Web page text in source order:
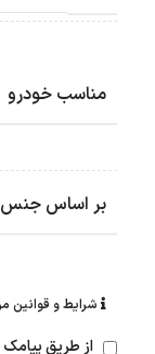
مناسب خودرو
بر اساس جنس
شرایط و قوانین
از طریق